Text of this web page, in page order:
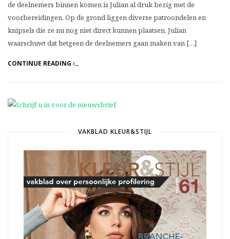
de deelnemers binnen komen is Julian al druk bezig met de
voorbereidingen. Op de grond liggen diverse patroondelen en
knipsels die ze nu nog niet direct kunnen plaatsen. Julian
waarschuwt dat hetgeen de deelnemers gaan maken van […]
CONTINUE READING
VAKBLAD KLEUR&STIJL